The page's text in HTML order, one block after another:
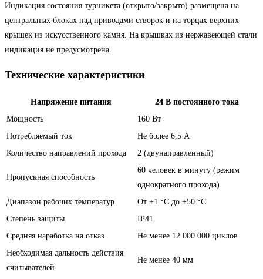
Индикация состояния турникета (открыто/закрыто) размещена на
центральных блоках над приводами створок и на торцах верхних
крышек из искусственного камня. На крышках из нержавеющей стали
индикация не предусмотрена.
Технические характеристики
Напряжение питания
24 В постоянного тока
Мощность
160 Вт
Потребляемый ток
Не более 6,5 А
Количество направлений прохода
2 (двунаправленный)
Пропускная способность
60 человек в минуту (режим
однократного прохода)
Диапазон рабочих температур
От +1 °C до +50 °C
Степень защиты
IP41
Средняя наработка на отказ
Не менее 12 000 000 циклов
Необходимая дальность действия
считывателей
Не менее 40 мм